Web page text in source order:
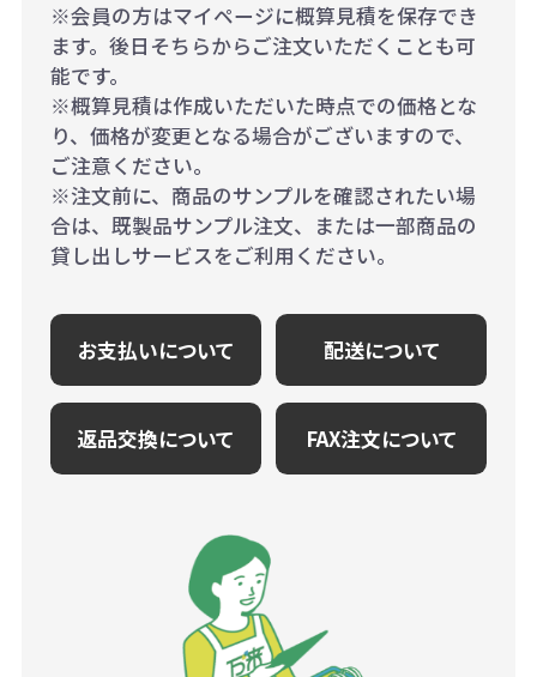
※会員の方はマイページに概算見積を保存でき
ます。後日そちらからご注文いただくことも可
能です。
※概算見積は作成いただいた時点での価格とな
り、価格が変更となる場合がございますので、
ご注意ください。
※注文前に、商品のサンプルを確認されたい場
合は、既製品サンプル注文、または一部商品の
貸し出しサービスをご利用ください。
お支払いについて 配送について
返品交換について FAX注文について